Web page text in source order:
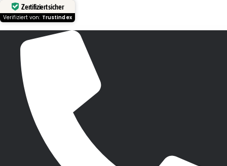
Zertifiziert sicher
Verifiziert von: Trustindex